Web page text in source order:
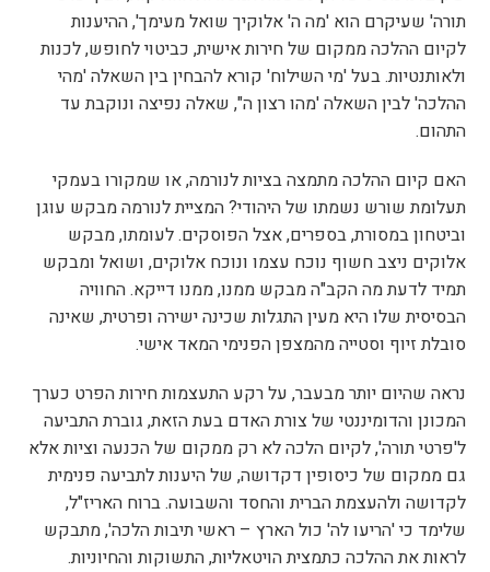
תורה' שעיקרם הוא 'מה ה' אלוקיך שואל מעימך', ההיענות
לקיום ההלכה ממקום של חירות אישית, כביטוי לחופש, לכנות
ולאותנטיות. בעל 'מי השילוח' קורא להבחין בין השאלה 'מהי
ההלכה' לבין השאלה 'מהו רצון ה", שאלה נפיצה ונוקבת עד
התהום.
האם קיום ההלכה מתמצה בציות לנורמה, או שמקורו בעמקי
תעלומת שורש נשמתו של היהודי? המציית לנורמה מבקש עוגן
וביטחון במסורת, בספרים, אצל הפוסקים. לעומתו, מבקש
אלוקים ניצב חשוף נוכח עצמו ונוכח אלוקים, ושואל ומבקש
תמיד לדעת מה הקב"ה מבקש ממנו, ממנו דייקא. החוויה
הבסיסית שלו היא מעין התגלות שכינה ישירה ופרטית, שאינה
סובלת זיוף וסטייה מהמצפן הפנימי המאד אישי.
נראה שהיום יותר מבעבר, על רקע התעצמות חירות הפרט כערך
המכונן והדומיננטי של צורת האדם בעת הזאת, גוברת התביעה
ל'פרטי תורה', לקיום הלכה לא רק ממקום של הכנעה וציות אלא
גם ממקום של כיסופין דקדושה, של היענות לתביעה פנימית
לקדושה ולהעצמת הברית והחסד והשבועה. ברוח האריז"ל,
שלימד כי 'הריעו לה' כול הארץ – ראשי תיבות הלכה', מתבקש
לראות את ההלכה כתמצית הויטאליות, התשוקות והחיוניות.